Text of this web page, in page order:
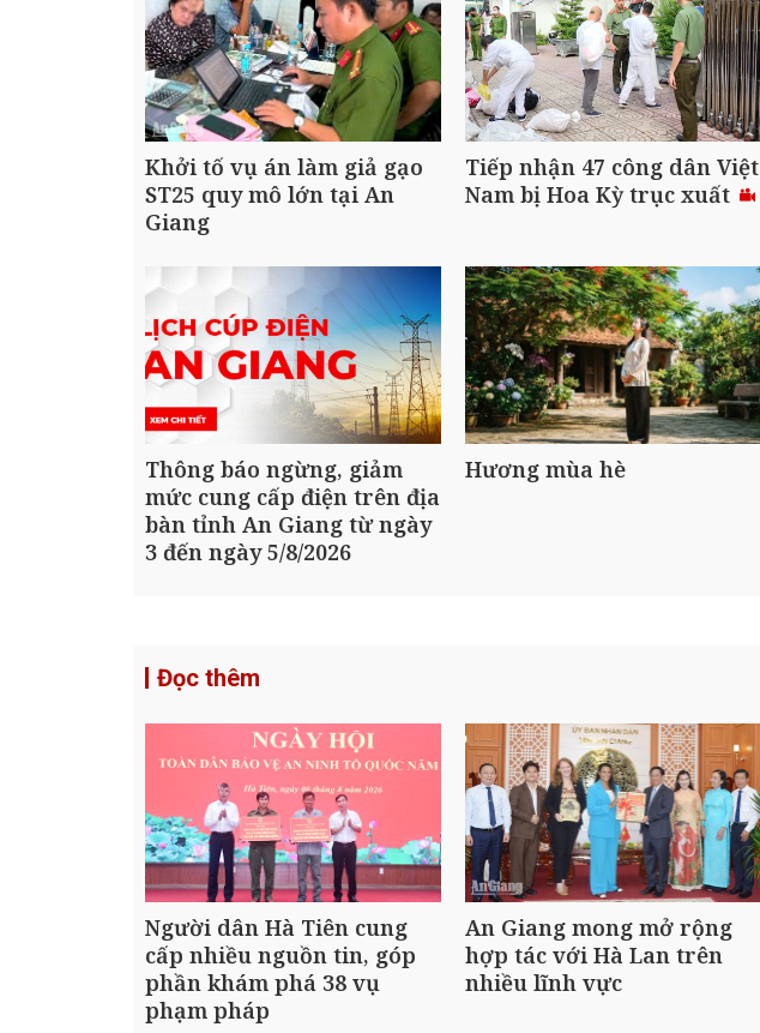
Khởi tố vụ án làm giả gạo
ST25 quy mô lớn tại An
Giang
Tiếp nhận 47 công dân Việt
Nam bị Hoa Kỳ trục xuất
Thông báo ngừng, giảm
mức cung cấp điện trên địa
bàn tỉnh An Giang từ ngày
3 đến ngày 5/8/2026
Hương mùa hè
Đọc thêm
Người dân Hà Tiên cung
cấp nhiều nguồn tin, góp
phần khám phá 38 vụ
phạm pháp
An Giang mong mở rộng
hợp tác với Hà Lan trên
nhiều lĩnh vực